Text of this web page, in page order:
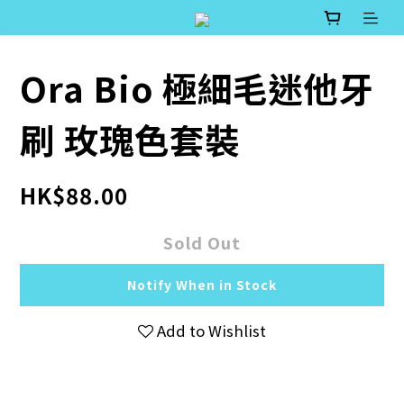
Ora Bio 極細毛迷他牙
刷 玫瑰色套裝
HK$88.00
Sold Out
Notify When in Stock
Add to Wishlist